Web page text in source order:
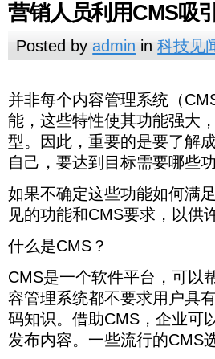
营销人员利用CMS吸
Posted byadmin in科技见
非
每
个
内
容
管
理
系
统
（CMS）
是
相
的。
它
们
都
有
不
此，
重
要
的
是
要
了
解
成
功
需
的
功
能，
以
便
轻
松
实
果
不
确
定
这
些
功
能
如
何
足
您
设
定
的
目
标，
我
们
么
是
CMS？
是
一
个
软
件
平
台，
可
以
帮
用
户
轻
松
构
建
和
管
理
助
CMS，
企
业
可
以
简
单
直
的
面
中
创
建，
编
辑，
些
流
行
的
CMS
选
包
括：
CMS
集
线
器
电
星
销
人
员
如
何
使
CMS
过
去
的
几
年
中，
场
营
销
发
生
变
化，
正
确
实
施
销
人
员
可
以
使
用
以
下
几
种
方
使
用
CMS：
他
们
创
建
了
全
渠
道
营
销
活
动。
如
上
所
述，
营
销
随
着
媒
体
和
技
术
变
化
而
不
断
变
由
于
每
个
渠
道
都
有
许
多
销
渠
和
不
同
的
受
众
并非每个内容管理系统（
能，这些特性使其功能强大
型。因此，重要的是要了解
自己，要达到目标需要哪些
如果不确定这些功能如何满
见的功能和CMS要求，以供
什么是CMS？
CMS是一个软件平台，可以
容管理系统都不要求用户具
码知识。借助CMS，企业可
发布内容。一些流行的CMS